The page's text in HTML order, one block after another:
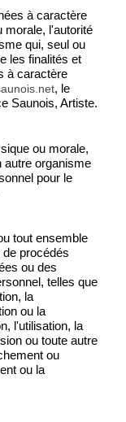
à caractère
morale, l'autorité
qui, seul ou
les finalités et
à caractère
, le
Saunois, Artiste.
ou morale,
autre organisme
pour le
tout ensemble
procédés
ou des
telles que
la
ou la
l'utilisation, la
ou toute autre
ou
ou la